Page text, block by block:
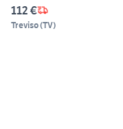
112 €
Treviso(TV)